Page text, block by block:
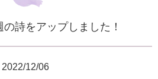
詩をアップしました！
2022/12/06